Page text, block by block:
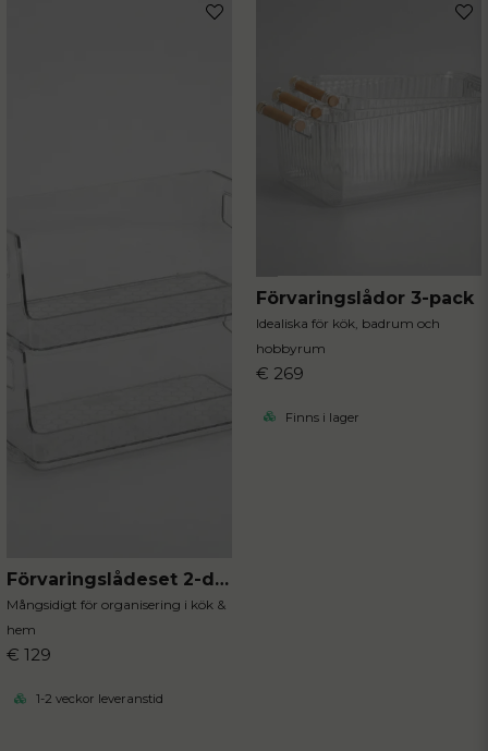
Förvaringslådeset 2-delar
Mångsidigt för organisering i kök &
hem
€ 129
1-2 veckor leveranstid
Förvaringslådor 3-pack
Idealiska för kök, badrum och
hobbyrum
€ 269
Finns i lager